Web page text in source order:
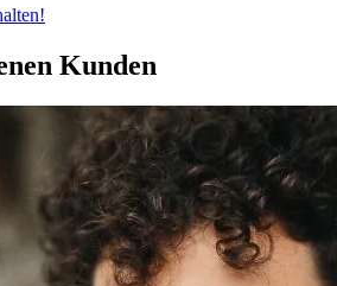
Kunden